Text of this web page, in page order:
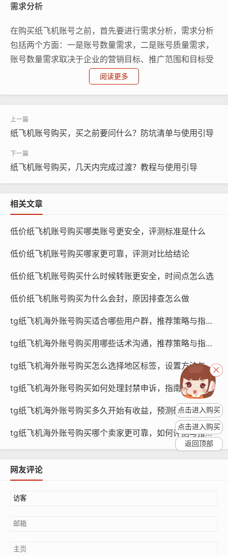
需求分析
在购买纸飞机账号之前，首先要进行需求分析，需求分析
包括两个方面：一是账号数量需求，二是账号质量需求，
账号数量需求取决于企业的营销目标、推广范围和目标受
众规模，账号质量需求则包括账号的活跃度、粉丝质量、
内容质量等，在进行需求分析时，企业需要充分考虑自身
16888.com
购买渠道选择
纸飞机账号购买渠道主要包括第三方平台、纸飞机官方商
城和纸飞机账号供应商，在购买账号时，企业需要根据自
己的需求和预算，选择合适的购买渠道，第三方平台和官
方商城的账号质量相对较高，但价格较高；纸飞机账号供
应商的账号质量较低,但价格相对较低。
购买数量规划
在购买账号数量时，企业需要根据自己的需求分析结果，
将优质账号和普通账号分开购买,以实现性价比最大化。
阅读更多
纸飞机账号购买，买之前要问什么？防坑清单与使用引导
纸飞机账号购买，几天内完成过渡？教程与使用引导
相关文章
低价纸飞机账号购买哪类账号更安全，评测标准是什么
低价纸飞机账号购买哪家更可靠，评测对比给结论
低价纸飞机账号购买什么时候转账更安全，时间点怎么选
低价纸飞机账号购买为什么会封，原因排查怎么做
tg纸飞机海外账号购买适合哪些用户群，推荐策略与指南？
tg纸飞机海外账号购买用哪些话术沟通，推荐策略与指南？
tg纸飞机海外账号购买怎么选择地区标签，设置方法与教程？
tg纸飞机海外账号购买如何处理封禁申诉，指南与方法？
tg纸飞机海外账号购买多久开始有收益，预测研究与策略？
tg纸飞机海外账号购买哪个卖家更可靠，如何评测与推荐？
网友评论
点击进入购买
点击进入购买
返回顶部